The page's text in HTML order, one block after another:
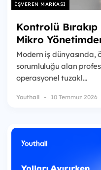
İŞVEREN MARKASI
Kontrolü
Mikro
Modern iş dünyasında,
sorumluluğu alan
operasyonel tuzakl...
Youthall 10 Temmuz 2026